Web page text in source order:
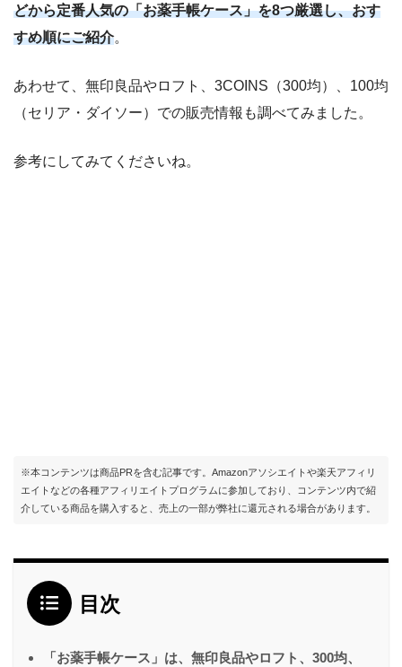
どから定番人気の「お薬手帳ケース」を8つ厳選し、おす
すめ順にご紹介。
あわせて、無印良品やロフト、3COINS（300均）、100均
（セリア・ダイソー）での販売情報も調べてみました。
参考にしてみてくださいね。
※本コンテンツは商品PRを含む記事です。Amazonアソシエイトや楽天アフィリ
エイトなどの各種アフィリエイトプログラムに参加しており、コンテンツ内で紹
介している商品を購入すると、売上の一部が弊社に還元される場合があります。
目次
「お薬手帳ケース」は、無印良品やロフト、300均、